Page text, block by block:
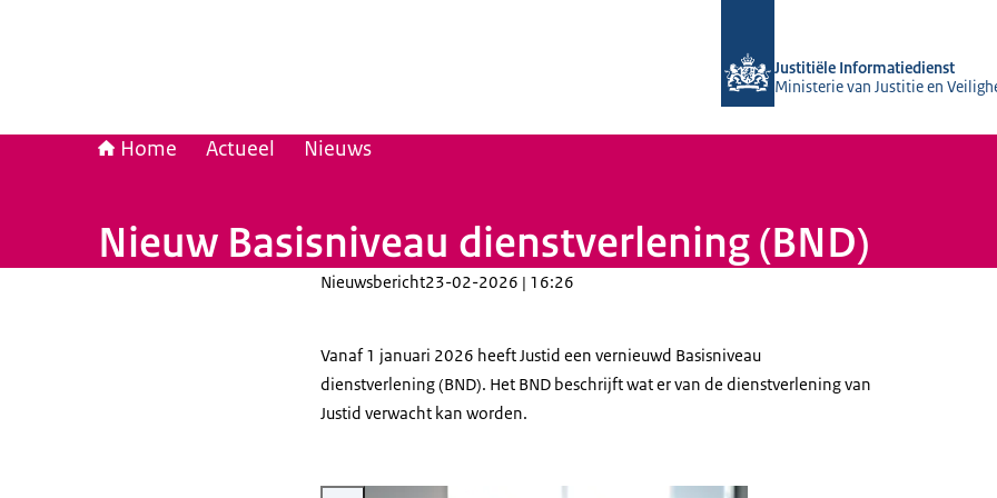
Justitiële Informatiedienst
Ministerie van Justitie en
Home Actueel Nieuws
Nieuw Basisniveau dienstverlening (BND)
Nieuwsbericht23-02-2026 | 16:26
Vanaf 1 januari 2026 heeft Justid een vernieuwd Basisniveau
dienstverlening (BND). Het BND beschrijft wat er van de dienstverlening van
Justid verwacht kan worden.
Vergroot afbeelding Ingezoomde foto van de handen van twee mensen, de ene persoon houdt een blad